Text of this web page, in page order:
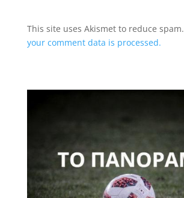
This site uses Akismet to reduce spam.
your comment data is processed.